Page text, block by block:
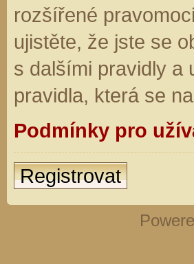
rozšířené
ujistěte, že jste se
s dalšími pravidly a
pravidla, která se
Podmínky pro
Registrovat